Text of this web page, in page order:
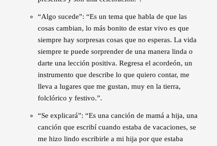
“Algo sucede”: “Es un tema que habla de que las
cosas cambian, lo más bonito de estar vivo es que
siempre hay sorpresas cosas que no esperas. La vida
siempre te puede sorprender de una manera linda o
darte una lección positiva. Regresa el acordeón, un
instrumento que describe lo que quiero contar, me
lleva a lugares que me gustan, muy en la tierra,
folclórico y festivo.”.
“Se explicará”: “Es una canción de mamá a hija, una
canción que escribí cuando estaba de vacaciones, se
me hizo lindo escribirle a mi hija por que estaba